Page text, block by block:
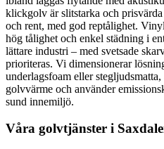
klickgolv är slitstarka och
och rent, med god reptålighet.
hög tålighet och enkel städning i
lättare industri – med svetsade
prioriteras. Vi dimensionerar
underlagsfoam eller
golvvärme och använder
sund innemiljö.
Våra golvtjänster i